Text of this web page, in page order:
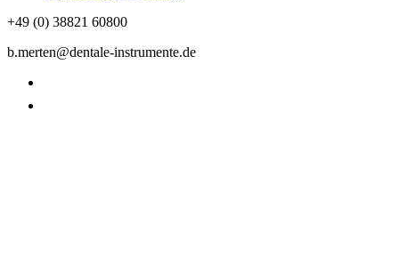
+49 (0) 38821 60800
b.merten@dentale-instrumente.de